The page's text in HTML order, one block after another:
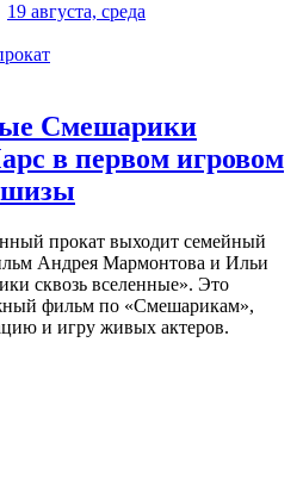
19 августа, среда
Смешарики
в первом игровом
прокат выходит семейный
Андрея Мармонтова и Ильи
сквозь вселенные». Это
фильм по «Смешарикам»,
и игру живых актеров.